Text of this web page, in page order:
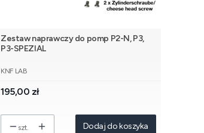
Zestaw naprawczy do pomp P2-N, P3,
P3-SPEZIAL
PRODUCENT
KNF LAB
Cena
195,00 zł
szt. Dodaj do koszyka